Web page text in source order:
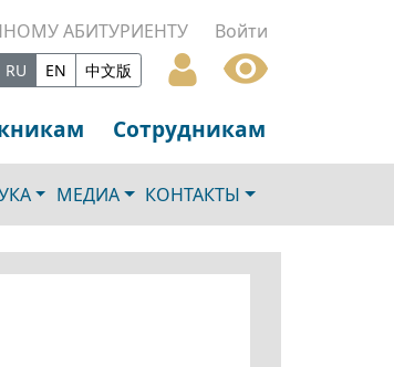
АБИТУРИЕНТУ Войти
RU EN 中文版
Сотрудникам
МЕДИА КОНТАКТЫ